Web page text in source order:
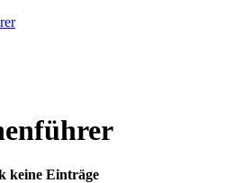
keine Einträge